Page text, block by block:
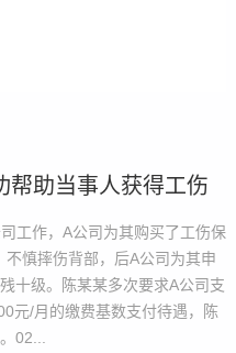
帮助当事人获得工伤
工作，A公司为其购买了工伤保
慎摔伤背部，后A公司为其申
十级。陈某某多次要求A公司支
元/月的缴费基数支付待遇，陈
02...